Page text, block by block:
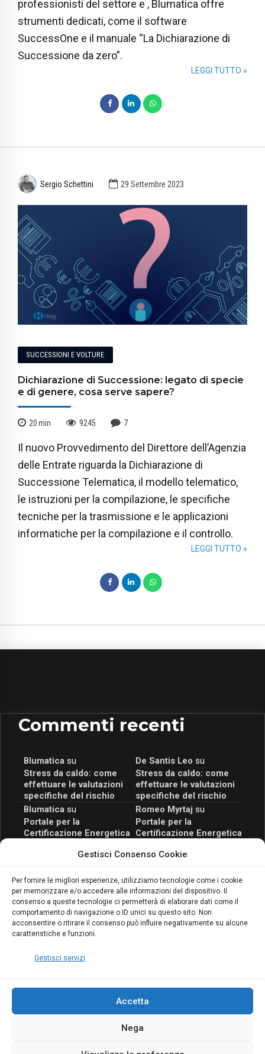
Gestisci Consenso Cookie
Per fornire le migliori esperienze, utilizziamo tecnologie come i cookie
per memorizzare e/o accedere alle informazioni del dispositivo. Il
consenso a queste tecnologie ci permetterà di elaborare dati come il
comportamento di navigazione o ID unici su questo sito. Non
acconsentire o ritirare il consenso può influire negativamente su alcune
caratteristiche e funzioni.
Gestisci servizi
Accetta
Nega
professionisti del settore e , Blumatica offre
strumenti dedicati, come il software
SuccessOne e il manuale “La Dichiarazione di
Successione da zero”.
LEGGI TUTTO »
Sergio Schettini 29 Settembre 2023
SUCCESSIONI E VOLTURE
Dichiarazione di Successione: legato di specie
e di genere, cosa serve sapere?
20min 9245 7
Il nuovo Provvedimento del Direttore dell’Agenzia
delle Entrate riguarda la Dichiarazione di
Successione Telematica, il modello telematico,
le istruzioni per la compilazione, le specifiche
tecniche per la trasmissione e le applicazioni
informatiche per la compilazione e il controllo.
LEGGI TUTTO »
Commenti recenti
Blumaticasu
Stress da caldo: come
effettuare le valutazioni
specifiche del rischio
De Santis Leo su
Stress da caldo: come
effettuare le valutazioni
specifiche del rischio
Blumaticasu
Portale per la
Certificazione Energetica
scopri il Corso Blumatica
Romeo Myrtaj su
Portale per la
Certificazione Energetica
scopri il Corso Blumatica
Blumaticasu
Coordinatore della
Sicurezza: cosa è
richiesto per abilitazione
e aggiornamento
Copyright Blumatica